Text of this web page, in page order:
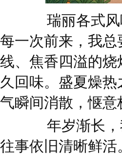
瑞丽各式风
每一次前来，我
线、焦香四溢的
久回味。盛夏燥
气瞬间消散，惬意
年岁渐长，
往事依旧清晰鲜